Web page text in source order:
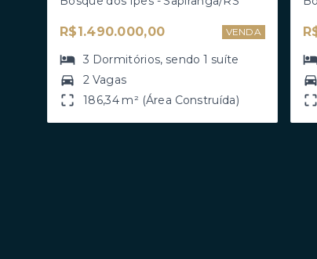
R$1.490.000,00 VENDA
3 Dormitórios, sendo1 suíte
2 Vagas
186,34 m² (Área Construída)